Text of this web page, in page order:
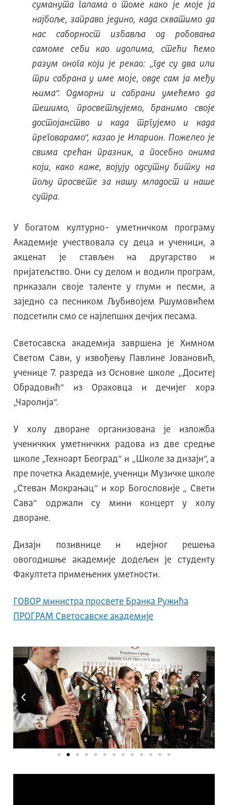
суманута галама о томе како је моје ја
најбоље, заправо једино, када схватимо да
нас саборност избавља од робовања
самоме себи као идолима, стећи ћемо
разум онога који је рекао: „где су два или
три сабрана у име моје, овде сам ја међу
њима“. Одморни и сабрани умећемо да
тешимо, просветљујемо, бранимо своје
достојанство и када тргујемо и када
преговарамо“, казао је Иларион. Пожелео је
свима срећан празник, а посебно онима
који, како каже, војују одсутну битку на
пољу просвете за нашу младост и наше
сутра.
У богатом културно- уметничком програму
Академије учествовала су деца и ученици, а
акценат је стављен на другарство и
пријатељство. Они су делом и водили програм,
приказали своје таленте у глуми и песми, а
заједно са песником Љубивојем Ршумовићем
подсетили смо се најлепших дечјих песама.
Светосавска академија завршена је Химном
Светом Сави, у извођењу Павлине Јовановић,
ученице 7. разреда из Основне школе „Доситеј
Обрадовић“ из Ораховца и дечијег хора
„Чаролија“.
У холу дворане организована је изложба
ученичких уметничких радова из две средње
школе „Техноарт Београд“ и „Школе за дизајн“, а
пре почетка Академије, ученици Музичке школе
„Стеван Мокрањац“ и хор Богословије „ Свети
Сава“ одржали су мини концерт у холу
дворане.
Дизајн позивнице и идејног решења
овогодишње академије додељен је студенту
Факултета примењених уметности.
ГОВОР министра просвете Бранка Ружића
ПРОГРАМ Светосавске академије